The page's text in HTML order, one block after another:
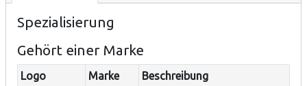
Spezialisierung
Gehört einer Marke
Logo Marke
Beschreibung